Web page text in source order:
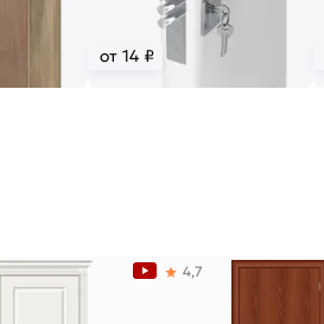
от 14 ₽
4,7